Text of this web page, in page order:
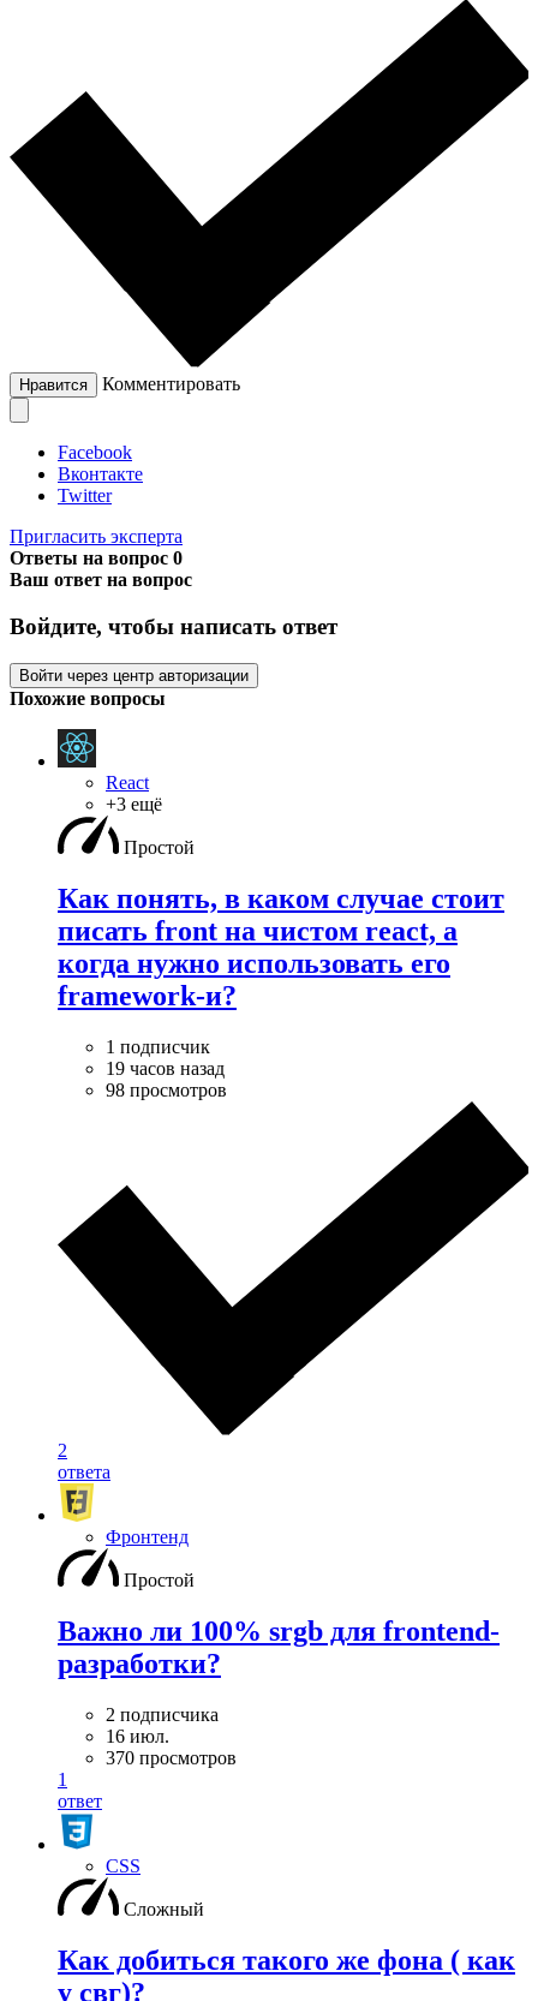
Нравится Комментировать
Facebook
Вконтакте
Twitter
Пригласить эксперта
Ответы на вопрос 0
Ваш ответ на вопрос
Войдите, чтобы написать ответ
Войти через центр авторизации
Похожие вопросы
React
+3 ещё
Простой
Как понять, в каком случае стоит
писать front на чистом react, а
когда нужно использовать его
framework-и?
1 подписчик
19 часов назад
98 просмотров
2
ответа
Фронтенд
Простой
Важно ли 100% srgb для frontend-
разработки?
2 подписчика
16 июл.
370 просмотров
1
ответ
CSS
Сложный
Как добиться такого же фона ( как
у свг)?